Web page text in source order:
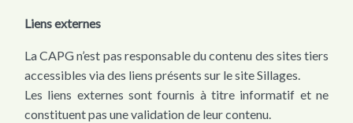
Liens externes
La CAPG n’est pas responsable du contenu des sites tiers
accessibles via des liens présents sur le site Sillages.
Les liens externes sont fournis à titre informatif et ne
constituent pas une validation de leur contenu.